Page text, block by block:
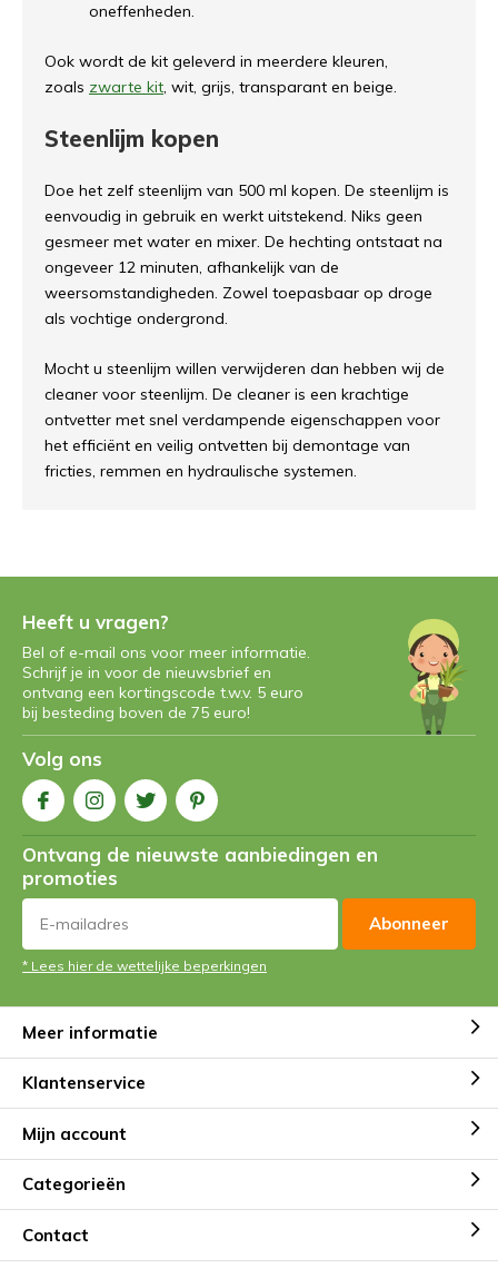
oneffenheden.
Ook wordt de kit geleverd in meerdere kleuren,
zoals zwarte kit, wit, grijs, transparant en beige.
Steenlijm kopen
Doe het zelf steenlijm van 500 ml kopen. De steenlijm is
eenvoudig in gebruik en werkt uitstekend. Niks geen
gesmeer met water en mixer. De hechting ontstaat na
ongeveer 12 minuten, afhankelijk van de
weersomstandigheden. Zowel toepasbaar op droge
als vochtige ondergrond.
Mocht u steenlijm willen verwijderen dan hebben wij de
cleaner voor steenlijm. De cleaner is een krachtige
ontvetter met snel verdampende eigenschappen voor
het efficiënt en veilig ontvetten bij demontage van
fricties, remmen en hydraulische systemen.
Heeft u vragen?
Bel of e-mail ons voor meer informatie.
Schrijf je in voor de nieuwsbrief en
ontvang een kortingscode t.w.v. 5 euro
bij besteding boven de 75 euro!
Volg ons
Ontvang de nieuwste aanbiedingen en
promoties
Abonneer
* Lees hier de wettelijke beperkingen
Meer informatie
Klantenservice
Mijn account
Categorieën
Contact